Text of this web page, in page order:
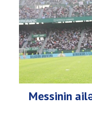
Messinin